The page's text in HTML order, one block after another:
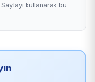
kullanarak bu